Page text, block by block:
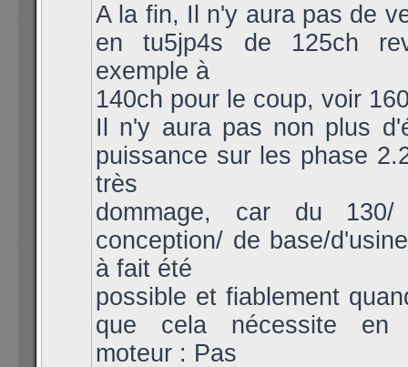
A la fin, Il n'y aura pas de
en tu5jp4s de 125ch
exemple à
140ch pour le coup, voir
Il n'y aura pas non plus
puissance sur les phase
très
dommage, car du
conception/ de base/
à fait été
possible et fiablement
que cela nécessite en
moteur : Pas